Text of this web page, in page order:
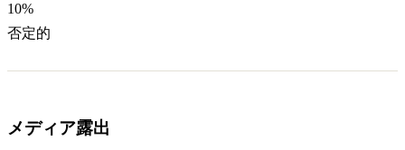
10%
否定的
メディア露出